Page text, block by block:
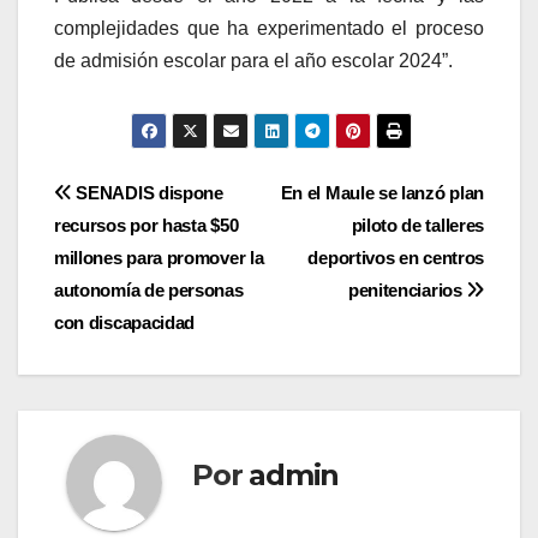
complejidades que ha experimentado el proceso
de admisión escolar para el año escolar 2024”.
Navegación
de
entradas
En el Maule se lanzó plan
piloto de talleres
deportivos en centros
penitenciarios
SENADIS dispone
recursos por hasta $50
millones para promover la
autonomía de personas
con discapacidad
Por admin